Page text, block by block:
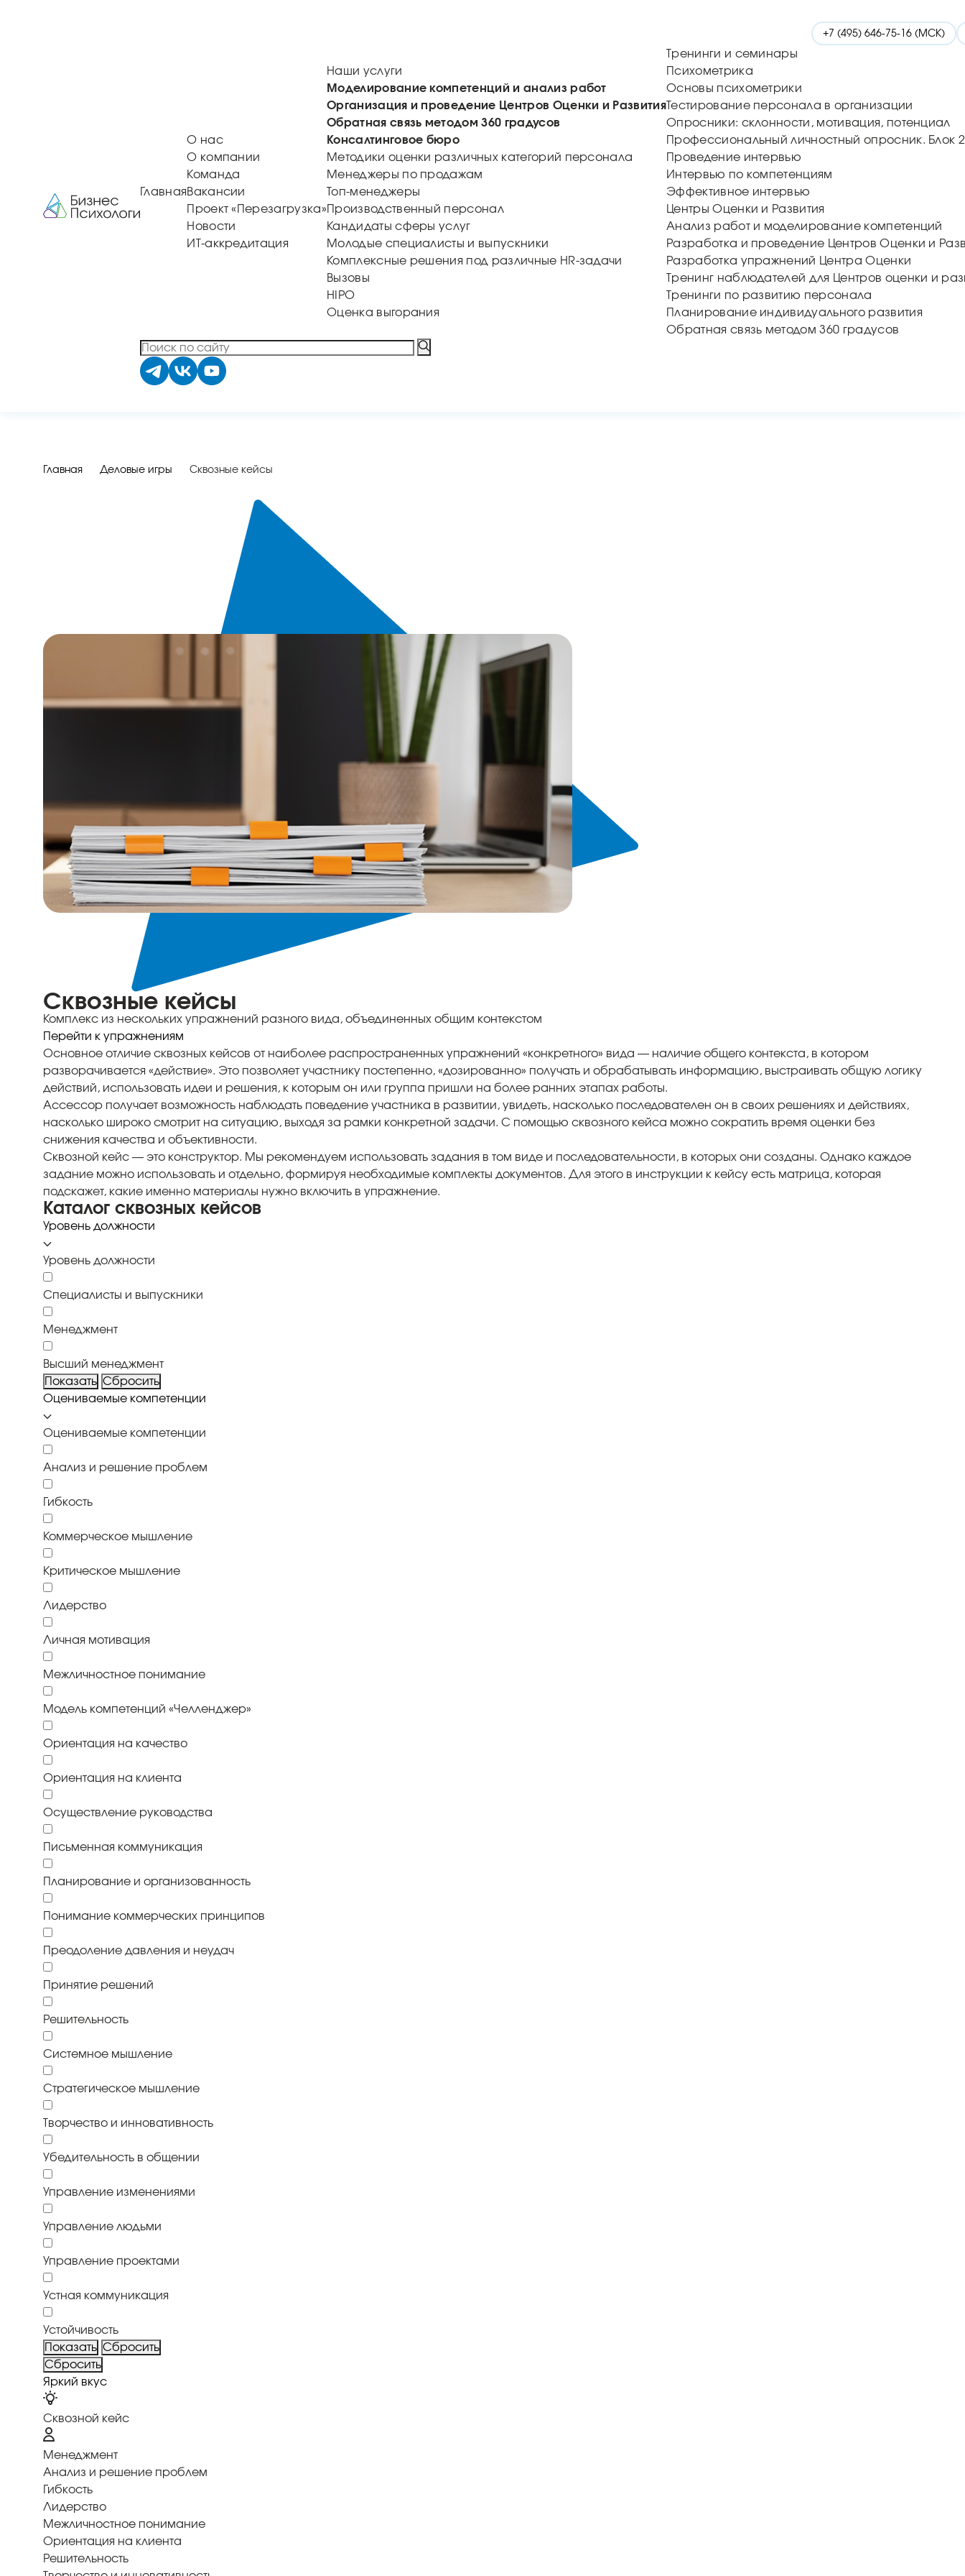
+7 (495) 646-75-16 (МСК)
Главная
О нас
О компании
Команда
Вакансии
Проект «Перезагрузка»
Новости
ИТ-аккредитация
Наши услуги
Моделирование компетенций и анализ работ
Организация и проведение Центров Оценки и Развития
Обратная связь методом 360 градусов
Консалтинговое бюро
Методики оценки различных категорий персонала
Менеджеры по продажам
Топ-менеджеры
Производственный персонал
Кандидаты сферы услуг
Молодые специалисты и выпускники
Комплексные решения под различные HR-задачи
Вызовы
HIPO
Оценка выгорания
Тренинги и семинары
Психометрика
Основы психометрики
Тестирование персонала в организации
Опросники: склонности, мотивация, потенциал
Профессиональный личностный опросник. Блок
Проведение интервью
Интервью по компетенциям
Эффективное интервью
Центры Оценки и Развития
Анализ работ и моделирование компетенций
Разработка и проведение Центров Оценки и
Разработка упражнений Центра Оценки
Тренинг наблюдателей для Центров оценки и
Тренинги по развитию персонала
Планирование индивидуального развития
Обратная связь методом 360 градусов
Главная Деловые игры Сквозные кейсы
Сквозные кейсы
Комплекс из нескольких упражнений разного вида, объединенных общим контекстом
Перейти к упражнениям
Основное отличие сквозных кейсов от наиболее распространенных упражнений «конкретного» вида — наличие общего контекста, в котором
разворачивается «действие». Это позволяет участнику постепенно, «дозированно» получать и обрабатывать информацию, выстраивать общую логику
действий, использовать идеи и решения, к которым он или группа пришли на более ранних этапах работы.
Ассессор получает возможность наблюдать поведение участника в развитии, увидеть, насколько последователен он в своих решениях и действиях,
насколько широко смотрит на ситуацию, выходя за рамки конкретной задачи. С помощью сквозного кейса можно сократить время оценки без
снижения качества и объективности.
Сквозной кейс — это конструктор. Мы рекомендуем использовать задания в том виде и последовательности, в которых они созданы. Однако каждое
задание можно использовать и отдельно, формируя необходимые комплекты документов. Для этого в инструкции к кейсу есть матрица, которая
подскажет, какие именно материалы нужно включить в упражнение.
Каталог сквозных кейсов
Уровень должности
Уровень должности
Специалисты и выпускники
Менеджмент
Высший менеджмент
Оцениваемые компетенции
Оцениваемые компетенции
Анализ и решение проблем
Гибкость
Коммерческое мышление
Критическое мышление
Лидерство
Личная мотивация
Межличностное понимание
Модель компетенций «Челленджер»
Ориентация на качество
Ориентация на клиента
Осуществление руководства
Письменная коммуникация
Планирование и организованность
Понимание коммерческих принципов
Преодоление давления и неудач
Принятие решений
Решительность
Системное мышление
Стратегическое мышление
Творчество и инновативность
Убедительность в общении
Управление изменениями
Управление людьми
Управление проектами
Устная коммуникация
Устойчивость
Яркий вкус
Сквозной кейс
Менеджмент
Анализ и решение проблем
Гибкость
Лидерство
Межличностное понимание
Ориентация на клиента
Решительность